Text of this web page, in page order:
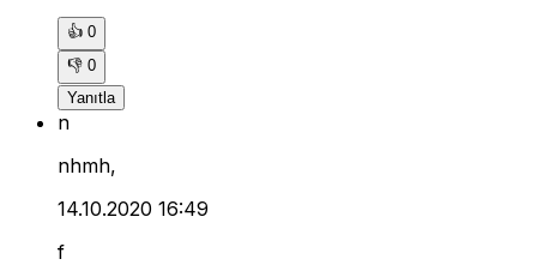
👍 0
👎 0
Yanıtla
n
nhmh,
14.10.2020 16:49
f